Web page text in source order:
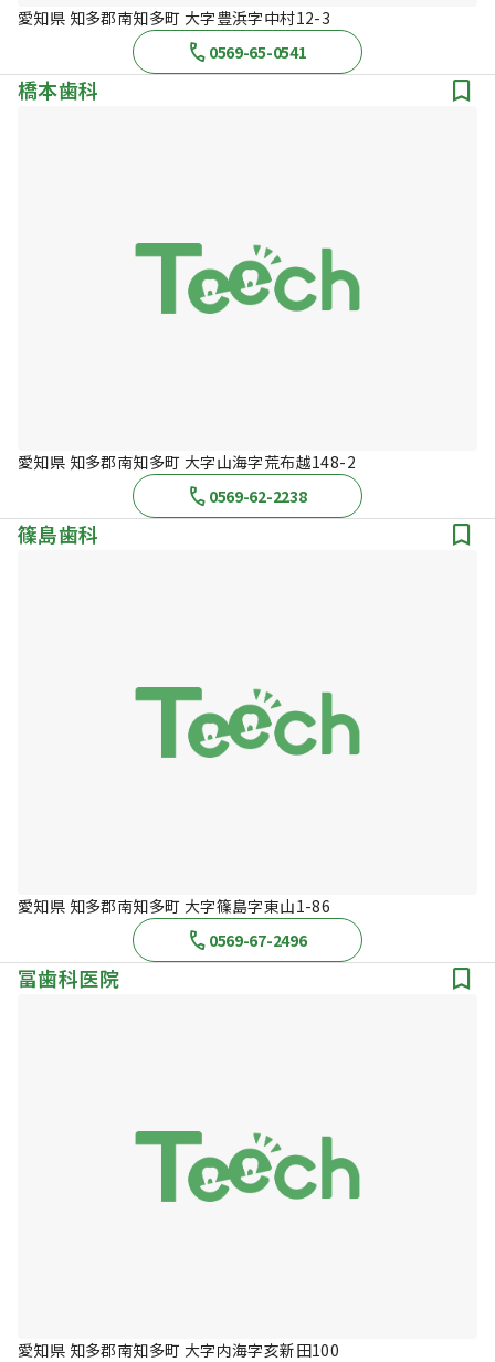
愛知県 知多郡南知多町 大字豊浜字中村12-3
0569-65-0541
橋本歯科
愛知県 知多郡南知多町 大字山海字荒布越148-2
0569-62-2238
篠島歯科
愛知県 知多郡南知多町 大字篠島字東山1-86
0569-67-2496
冨歯科医院
愛知県 知多郡南知多町 大字内海字亥新田100